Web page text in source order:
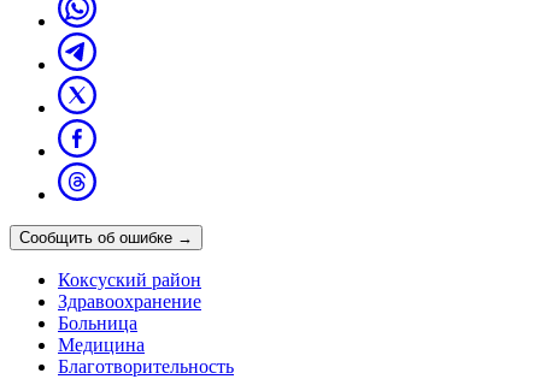
Сообщить об ошибке →
Коксуский район
Здравоохранение
Больница
Медицина
Благотворительность